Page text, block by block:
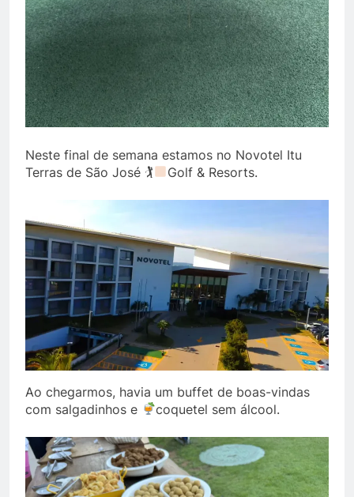
Neste final de semana estamos no Novotel Itu
Terras de São José 🏌
Golf & Resorts.
Ao chegarmos, havia um buffet de boas-vindas
com salgadinhos e
coquetel sem álcool.